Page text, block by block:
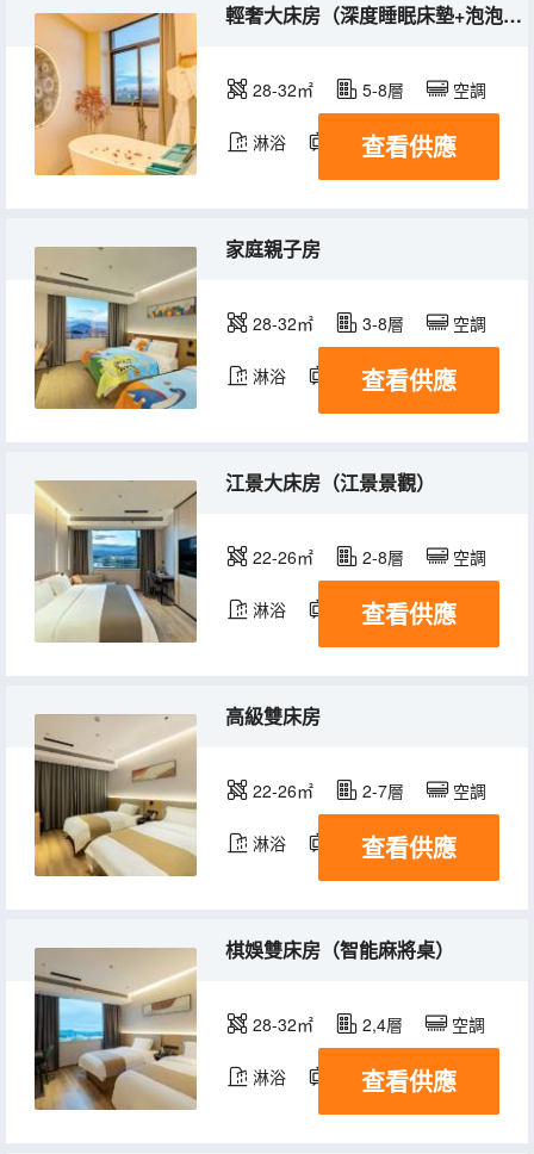
輕奢大床房（深度睡眠床墊+泡泡浴缸+智能馬桶）
28-32㎡ 5-8層 空調
淋浴 電視機
查看供應
家庭親子房
28-32㎡ 3-8層 空調
淋浴 電視機
查看供應
江景大床房（江景景觀）
22-26㎡ 2-8層 空調
淋浴 電視機
查看供應
高級雙床房
22-26㎡ 2-7層 空調
淋浴 電視機
查看供應
棋娛雙床房（智能麻將桌）
28-32㎡ 2,4層 空調
淋浴 電視機
查看供應